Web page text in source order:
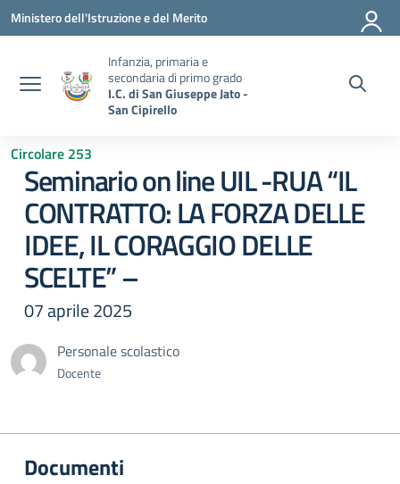
Vai ai contenuti
Vai al menu di navigazione
Vai al footer
Ministero dell'Istruzione e del Merito
Infanzia, primaria e
secondaria di primo grado
I.C. di San Giuseppe Jato -
San Cipirello
Circolare 253
Seminario on line UIL -RUA “IL
CONTRATTO: LA FORZA DELLE
IDEE, IL CORAGGIO DELLE
SCELTE” –
07 aprile 2025
Personale scolastico
Docente
Documenti